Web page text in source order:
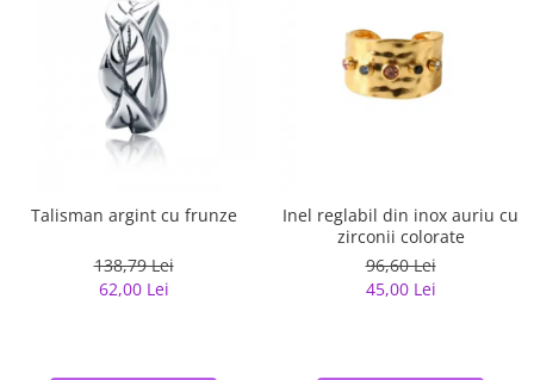
Talisman argint cu frunze
138,79 Lei
62,00 Lei
Inel reglabil din inox auriu cu
zirconii colorate
96,60 Lei
45,00 Lei